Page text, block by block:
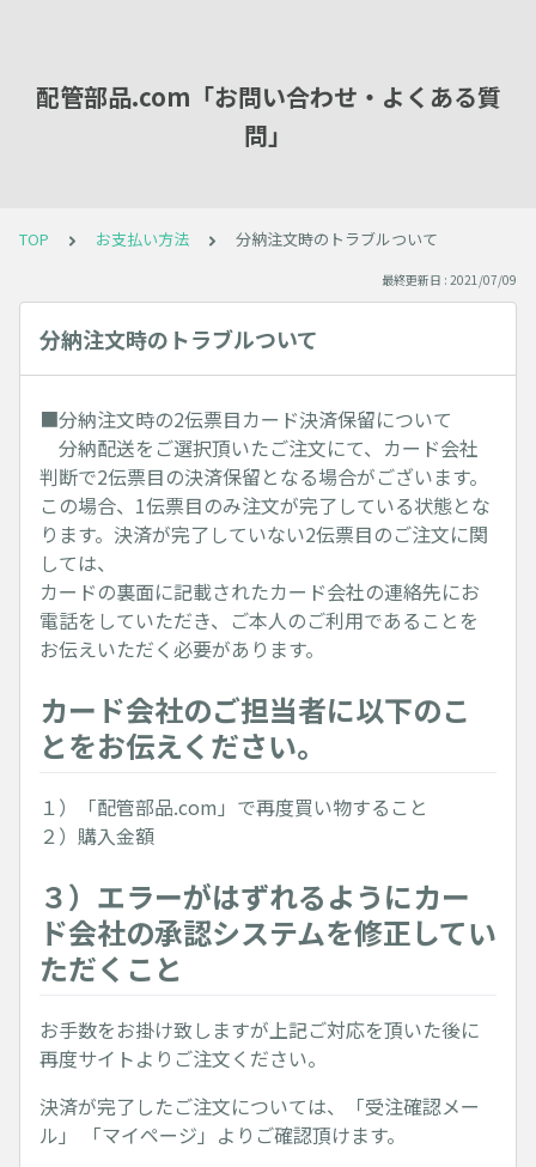
配管部品.com「お問い合わせ・よくある質
問」
TOP お支払い方法 分納注文時のトラブルついて
最終更新日 : 2021/07/09
分納注文時のトラブルついて
■分納注文時の2伝票目カード決済保留について
分納配送をご選択頂いたご注文にて、カード会社
判断で2伝票目の決済保留となる場合がございます。
この場合、1伝票目のみ注文が完了している状態とな
ります。決済が完了していない2伝票目のご注文に関
しては、
カードの裏面に記載されたカード会社の連絡先にお
電話をしていただき、ご本人のご利用であることを
お伝えいただく必要があります。
カード会社のご担当者に以下のこ
とをお伝えください。
１）「配管部品.com」で再度買い物すること
２）購入金額
３）エラーがはずれるようにカー
ド会社の承認システムを修正してい
ただくこと
お手数をお掛け致しますが上記ご対応を頂いた後に
再度サイトよりご注文ください。
決済が完了したご注文については、「受注確認メー
ル」 「マイページ」よりご確認頂けます。